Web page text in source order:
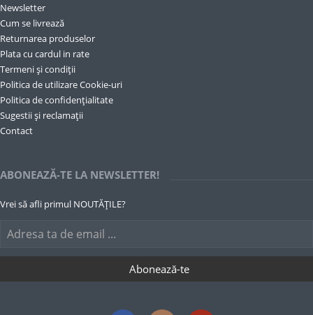
Newsletter
Cum se livrează
Returnarea produselor
Plata cu cardul in rate
Termeni și condiții
Politica de utilizare Cookie-uri
Politica de confidențialitate
Sugestii și reclamații
Contact
ABONEAZĂ-TE LA NEWSLETTER!
Vrei să afli primul NOUTĂȚILE?